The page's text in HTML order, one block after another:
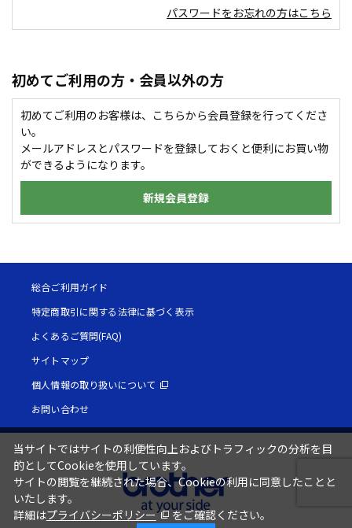
パスワードをお忘れの方はこちら
初めてご利用の方・会員以外の方
初めてご利用のお客様は、こちらから会員登録を行ってくださ
い。
メールアドレスとパスワードを登録しておくと便利にお買い物
ができるようになります。
新規会員登録
総合ご利用ガイド
特定商取引に関する法律に基づく表示
よくあるご質問(FAQ)
サイトマップ
個人情報の取り扱いについて
お問い合わせ
当サイトではサイトの利便性向上およびトラフィックの分析を目
的としてCookieを使用しています。
サイトの閲覧を継続された場合、Cookieの利用に同意したことと
いたします。
詳細はプライバシーポリシー をご確認ください。